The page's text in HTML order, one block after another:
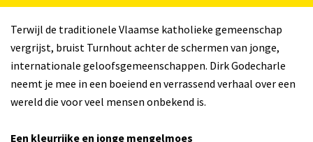
Terwijl de traditionele Vlaamse katholieke gemeenschap
vergrijst, bruist Turnhout achter de schermen van jonge,
internationale geloofsgemeenschappen. Dirk Godecharle
neemt je mee in een boeiend en verrassend verhaal over een
wereld die voor veel mensen onbekend is.
Een kleurrijke en jonge mengelmoes